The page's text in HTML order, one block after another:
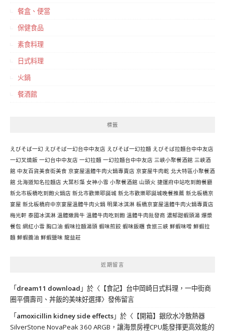
餐盒、便當
保健食品
素食料理
日式料理
火鍋
餐酒館
標籤
えびそば一幻 えびそば一幻台中中友店 えびそば一幻拉麵 えびそば拉麵台中中友店
一幻叉燒飯 一幻台中中友店 一幻拉麵 一幻拉麵台中中友店 三峽小聚餐酒館 三峽酒
館 中友百貨美食街美食 京宴屋溫體牛肉火鍋專賣店 京宴屋牛肉乾 北大特區小聚餐酒
館 北海道知名拉麵店 大葉杉藻 女神小雪 小聚餐酒館 山頭火 捷運府中站吃到飽餐廳
新北市板橋吃到飽火鍋店 新北市歡樂耶誕城 新北市歡樂耶誕城晚餐推薦 新北板橋京
宴屋 新北板橋府中京宴屋溫體牛肉火鍋 明果冰淇淋 板橋京宴屋溫體牛肉火鍋專賣店
梅光軒 泰國冰淇淋 溫體嫩肩牛 溫體牛肉吃到飽 溫體牛肉批發商 濃郁甜蝦頭湯 爆漿
餐包 網紅小雪 胸口油 蝦味拉麵湯頭 蝦味煎餃 蝦味飯糰 食旅三峽 鮮蝦味噌 鮮蝦拉
麵 鮮蝦醬油 鮮蝦鹽味 龍益莊
近期留言
「dream11 download 」於〈 【食記】台中岡崎日式料理，一中街商
圈平價壽司、丼飯的美味好選擇〉發佈留言
「amoxicillin kidney side effects」於〈 【開箱】銀欣水冷散熱器
SilverStone NovaPeak 360 ARGB，讓海景房裡CPU能發揮更高效能的